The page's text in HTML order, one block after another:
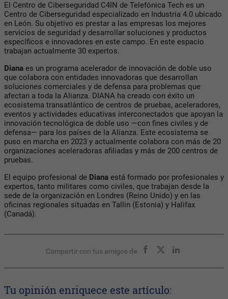
El Centro de Ciberseguridad C4IN de Telefónica Tech es un
Centro de Ciberseguridad especializado en Industria 4.0 ubicado
en León. Su objetivo es prestar a las empresas los mejores
servicios de seguridad y desarrollar soluciones y productos
específicos e innovadores en este campo. En este espacio
trabajan actualmente 30 expertos.
Diana es un programa acelerador de innovación de doble uso
que colabora con entidades innovadoras que desarrollan
soluciones comerciales y de defensa para problemas que
afectan a toda la Alianza. DIANA ha creado con éxito un
ecosistema transatlántico de centros de pruebas, aceleradores,
eventos y actividades educativas interconectados que apoyan la
innovación tecnológica de doble uso —con fines civiles y de
defensa— para los países de la Alianza. Este ecosistema se
puso en marcha en 2023 y actualmente colabora con más de 20
organizaciones aceleradoras afiliadas y más de 200 centros de
pruebas.
El equipo profesional de Diana está formado por profesionales y
expertos, tanto militares como civiles, que trabajan desde la
sede de la organización en Londres (Reino Unido) y en las
oficinas regionales situadas en Tallin (Estonia) y Halifax
(Canadá).
Compartir con tus amigos de
Tu opinión enriquece este artículo: